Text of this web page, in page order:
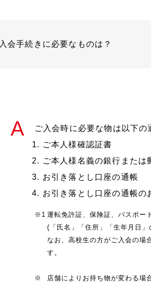
入会手続きに必要なものは？
ご入会時に必要な物は以下の
ご本人様確認証書
ご本人様名義の銀行または
お引き落とし口座の通帳
お引き落とし口座の通帳の
※1 運転免許証、保険証、パスポー
(「氏名」「住所」「生年月日
なお、高校生の方がご入会の場
す。
※ 店舗によりお持ち物が変わる場